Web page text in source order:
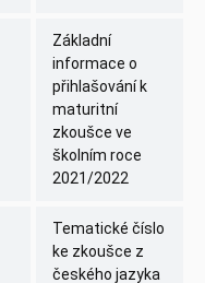
Základní
informace o
přihlašování k
maturitní
zkoušce ve
školním roce
2021/2022
Tematické číslo
ke zkoušce z
českého jazyka